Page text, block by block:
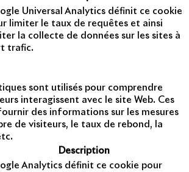
Universal Analytics définit ce cookie
limiter le taux de requêtes et ainsi
la collecte de données sur les sites à
trafic.
sont utilisés pour comprendre
interagissent avec le site Web. Ces
des informations sur les mesures
de visiteurs, le taux de rebond, la
Description
Analytics définit ce cookie pour